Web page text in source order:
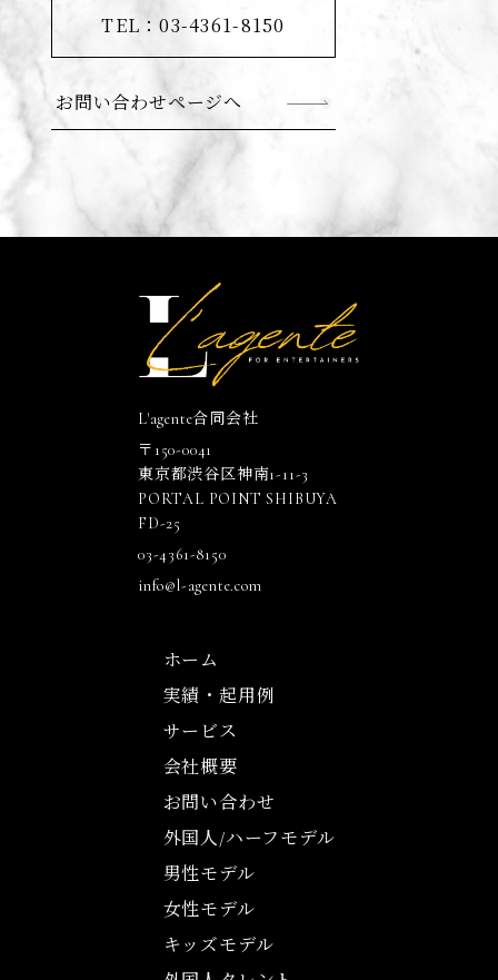
TEL：03-4361-8150
お問い合わせページへ
L'agente合同会社
〒150-0041
東京都渋谷区神南1-11-3
PORTAL POINT SHIBUYA
FD-25
03-4361-8150
info@l-agente.com
ホーム
実績・起用例
サービス
会社概要
お問い合わせ
外国人/ハーフモデル
男性モデル
女性モデル
キッズモデル